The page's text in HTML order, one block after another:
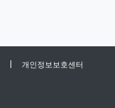
개인정보보호센터